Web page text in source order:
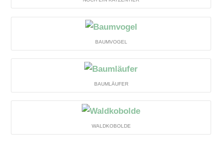
BAUMVOGEL
BAUMLÄUFER
WALDKOBOLDE